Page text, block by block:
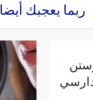
ربما يعجبك أيضا